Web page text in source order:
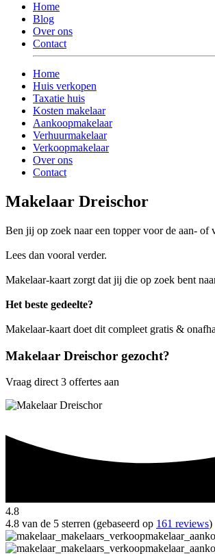
Home
Blog
Over ons
Contact
Home
Huis verkopen
Taxatie huis
Kosten makelaar
Aankoopmakelaar
Verhuurmakelaar
Verkoopmakelaar
Over ons
Contact
Makelaar Dreischor
Ben jij op zoek naar een topper voor de aan-
Lees dan vooral verder.
Makelaar-kaart zorgt dat jij die op zoek bent
Het beste gedeelte?
Makelaar-kaart doet dit compleet gratis &
Makelaar Dreischor gezocht?
Vraag direct 3 offertes aan
4.8
4.8 van de 5 sterren (gebaseerd op 161 reviews)